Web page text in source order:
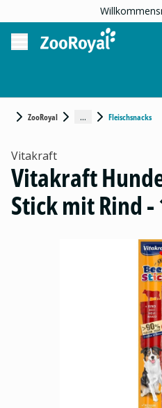
ZooRoyal ... Fleischsnacks
Vitakraft
Vitakraft
Stick mit Rind -